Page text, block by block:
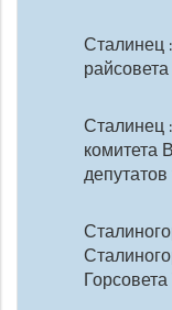
Сталинец
Сталинец
комитета